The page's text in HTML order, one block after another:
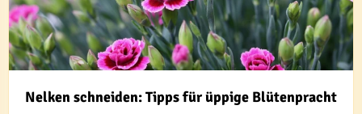
Nelken schneiden: Tipps für üppige Blütenpracht